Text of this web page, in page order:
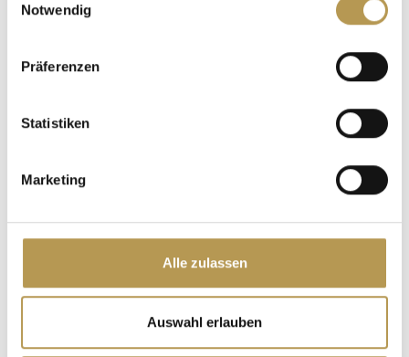
Notwendig
Präferenzen
Statistiken
Marketing
Alle zulassen
Auswahl erlauben
Succesfuldt gennemførte kurser åbner op for
voksende gruppe af virksomheder, som i
USA.
LÆR MERE